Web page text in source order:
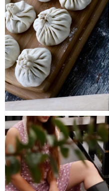
до встречи на
ig